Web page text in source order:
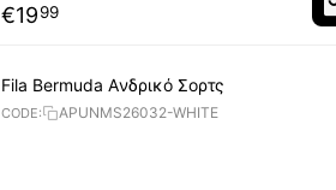
€1999
Fila Bermuda Aνδρικό Σορτς
CODE: APUNMS26032-WHITE